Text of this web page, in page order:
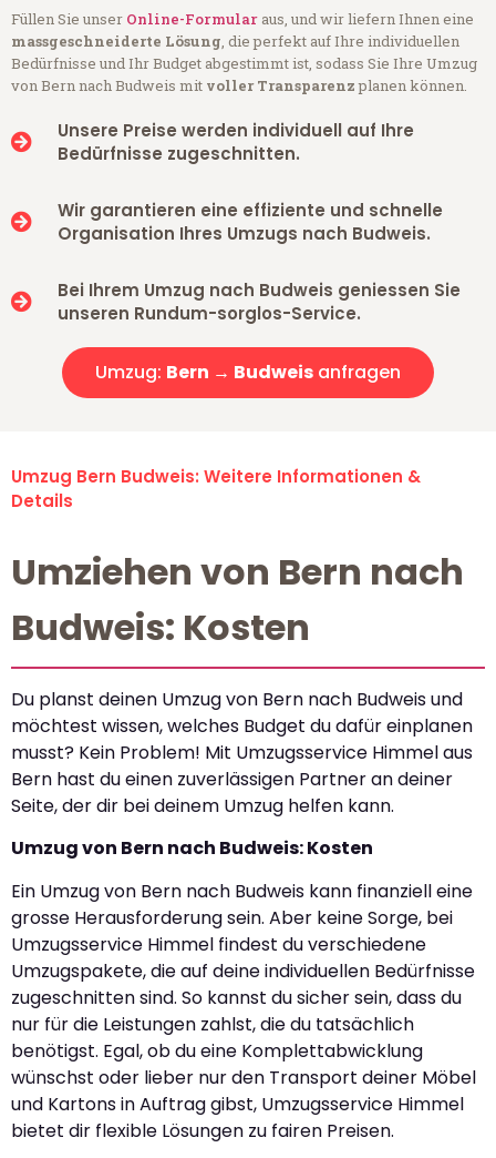
Füllen Sie unser Online-Formular aus, und wir liefern Ihnen eine
massgeschneiderte Lösung, die perfekt auf Ihre individuellen
Bedürfnisse und Ihr Budget abgestimmt ist, sodass Sie Ihre Umzug
von Bern nach Budweis mit voller Transparenzplanen können.
Unsere Preise werden individuell auf Ihre
Bedürfnisse zugeschnitten.
Wir garantieren eine effiziente und schnelle
Organisation Ihres Umzugs nach Budweis.
Bei Ihrem Umzug nach Budweis geniessen Sie
unseren Rundum-sorglos-Service.
Umzug: Bern → Budweis anfragen
Umzug Bern Budweis: Weitere Informationen &
Details
Umziehen von Bern nach
Budweis: Kosten
Du planst deinen Umzug von Bern nach Budweis und
möchtest wissen, welches Budget du dafür einplanen
musst? Kein Problem! Mit Umzugsservice Himmel aus
Bern hast du einen zuverlässigen Partner an deiner
Seite, der dir bei deinem Umzug helfen kann.
Umzug von Bern nach Budweis: Kosten
Ein Umzug von Bern nach Budweis kann finanziell eine
grosse Herausforderung sein. Aber keine Sorge, bei
Umzugsservice Himmel findest du verschiedene
Umzugspakete, die auf deine individuellen Bedürfnisse
zugeschnitten sind. So kannst du sicher sein, dass du
nur für die Leistungen zahlst, die du tatsächlich
benötigst. Egal, ob du eine Komplettabwicklung
wünschst oder lieber nur den Transport deiner Möbel
und Kartons in Auftrag gibst, Umzugsservice Himmel
bietet dir flexible Lösungen zu fairen Preisen.